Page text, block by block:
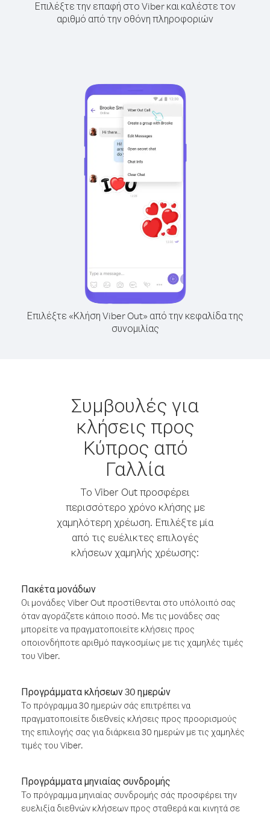
Επιλέξτε την επαφή στο Viber και καλέστε τον
αριθμό από την οθόνη πληροφοριών
Επιλέξτε «Κλήση Viber Out» από την κεφαλίδα της
συνομιλίας
Συμβουλές για
κλήσεις προς
Κύπρος από
Γαλλία
Το Viber Out προσφέρει
περισσότερο χρόνο κλήσης με
χαμηλότερη χρέωση. Επιλέξτε μία
από τις ευέλικτες επιλογές
κλήσεων χαμηλής χρέωσης:
Πακέτα μονάδων
Οι μονάδες Viber Out προστίθενται στο υπόλοιπό σας
όταν αγοράζετε κάποιο ποσό. Με τις μονάδες σας
μπορείτε να πραγματοποιείτε κλήσεις προς
οποιονδήποτε αριθμό παγκοσμίως με τις χαμηλές τιμές
του Viber.
Προγράμματα κλήσεων 30 ημερών
Το πρόγραμμα 30 ημερών σάς επιτρέπει να
πραγματοποιείτε διεθνείς κλήσεις προς προορισμούς
της επιλογής σας για διάρκεια 30 ημερών με τις χαμηλές
τιμές του Viber.
Προγράμματα μηνιαίας συνδρομής
Το πρόγραμμα μηνιαίας συνδρομής σάς προσφέρει την
ευελιξία διεθνών κλήσεων προς σταθερά και κινητά σε